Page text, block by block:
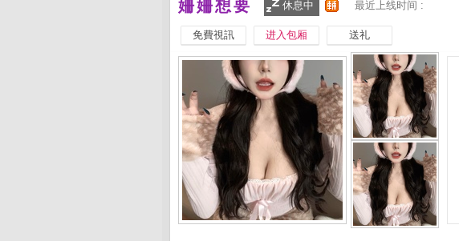
姍姍想要 休息中 最近上线时间 :
免費視訊 进入包厢 送礼